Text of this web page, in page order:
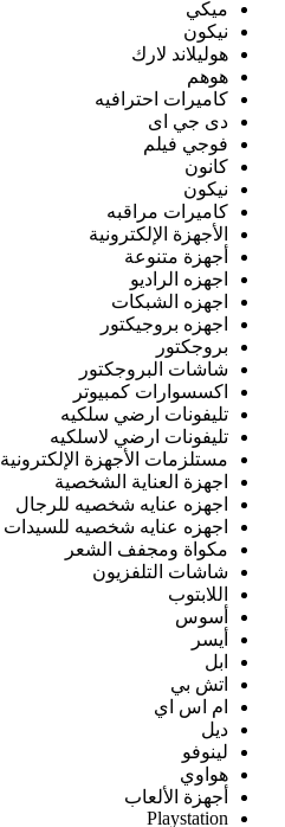
ميكي
نيكون
هوليلاند لارك
هوهم
كاميرات احترافيه
دى جي اى
فوجي فيلم
كانون
نيكون
كاميرات مراقبه
الأجهزة الإلكترونية
أجهزة متنوعة
اجهزه الراديو
اجهزه الشبكات
اجهزه بروجيكتور
بروجكتور
شاشات البروجكتور
اكسسوارات كمبيوتر
تليفونات ارضي سلكيه
تليفونات ارضي لاسلكيه
مستلزمات الأجهزة الإلكترونية
اجهزة العناية الشخصية
اجهزه عنايه شخصيه للرجال
اجهزه عنايه شخصيه للسيدات
مكواة ومجفف الشعر
شاشات التلفزيون
اللابتوب
أسوس
أيسر
ابل
اتش بي
ام اس اي
ديل
لينوفو
هواوي
أجهزة الألعاب
Playstation